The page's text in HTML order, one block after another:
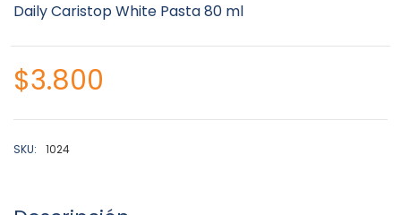
Daily Caristop White Pasta 80 ml
$3.800
SKU: 1024